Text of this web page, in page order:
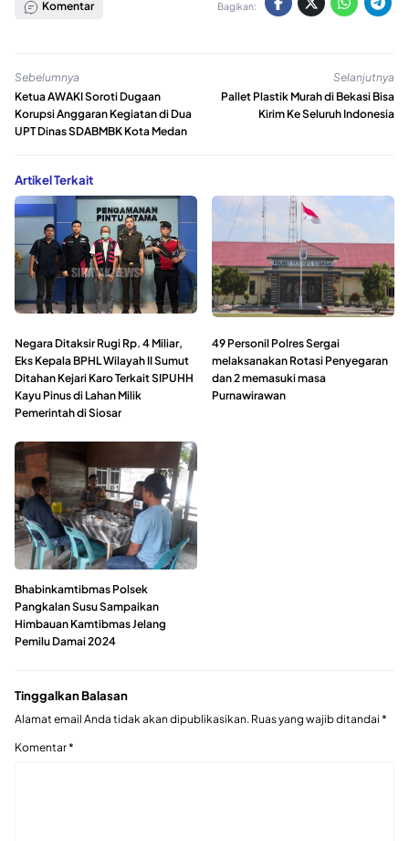
Komentar Bagikan:
Sebelumnya
Ketua AWAKI Soroti Dugaan
Korupsi Anggaran Kegiatan di Dua
UPT Dinas SDABMBK Kota Medan
Selanjutnya
Pallet Plastik Murah di Bekasi Bisa
Kirim Ke Seluruh Indonesia
Artikel Terkait
Negara Ditaksir Rugi Rp. 4 Miliar,
Eks Kepala BPHL Wilayah II Sumut
Ditahan Kejari Karo Terkait SIPUHH
Kayu Pinus di Lahan Milik
Pemerintah di Siosar
49 Personil Polres Sergai
melaksanakan Rotasi Penyegaran
dan 2 memasuki masa
Purnawirawan
Bhabinkamtibmas Polsek
Pangkalan Susu Sampaikan
Himbauan Kamtibmas Jelang
Pemilu Damai 2024
Tinggalkan Balasan
Alamat email Anda tidak akan dipublikasikan. Ruas yang wajib ditandai *
Komentar*